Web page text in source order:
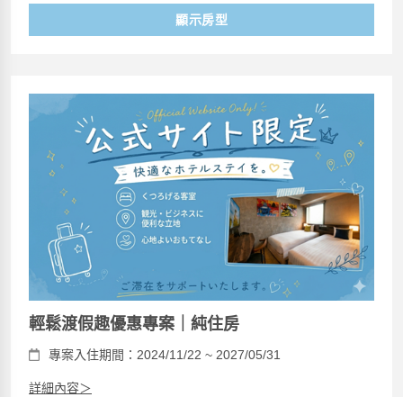
顯示房型
輕鬆渡假趣優惠專案｜純住房
專案入住期間：2024/11/22 ~ 2027/05/31
詳細內容＞